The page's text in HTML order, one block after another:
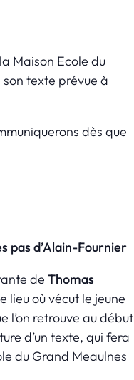
Maison Ecole du
texte prévue à
dès que
pas d’Alain-Fournier
de Thomas
lieu où vécut le jeune
l’on retrouve au début
d’un texte, qui fera
du Grand Meaulnes